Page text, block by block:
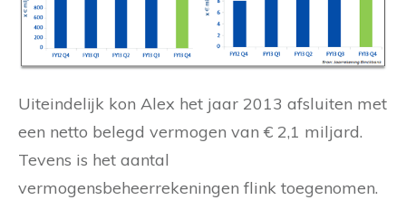
Uiteindelijk kon Alex het jaar 2013 afsluiten met
een netto belegd vermogen van € 2,1 miljard.
Tevens is het aantal
vermogensbeheerrekeningen flink toegenomen.